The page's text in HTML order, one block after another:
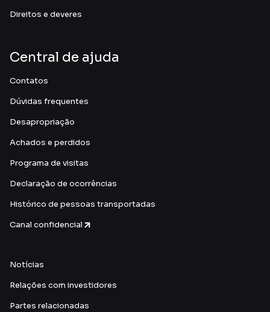
Direitos e deveres
Central de ajuda
Contatos
Dúvidas frequentes
Desapropriação
Achados e perdidos
Programa de visitas
Declaração de ocorrências
Histórico de pessoas transportadas
Canal confidencial
Notícias
Relações com investidores
Partes relacionadas